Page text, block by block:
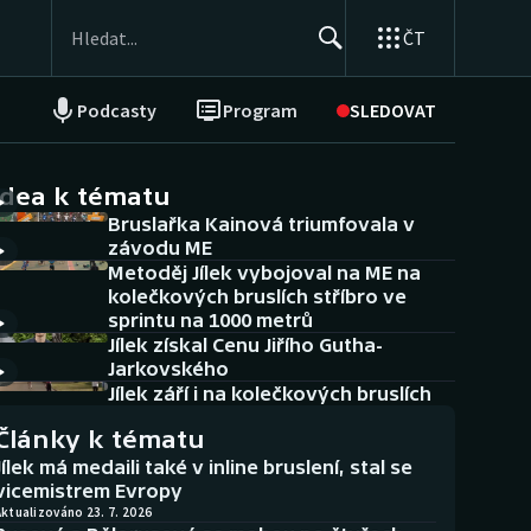
ČT
Podcasty Program SLEDOVAT
NEPŘEHLÉDNĚTE
Historické návraty
Aplikace ČT sport
AZ kvíz
k tématu
Bruslařka Kainová triumfovala v
závodu ME
Metoděj Jílek vybojoval na ME na
kolečkových bruslích stříbro ve
sprintu na 1000 metrů
Jílek získal Cenu Jiřího Gutha-
Jarkovského
Jílek září i na kolečkových bruslích
k tématu
má medaili také v inline bruslení, stal se
Evropy
23. 7. 2026